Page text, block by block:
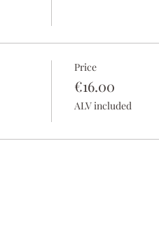
Price
€16.00
ALV included